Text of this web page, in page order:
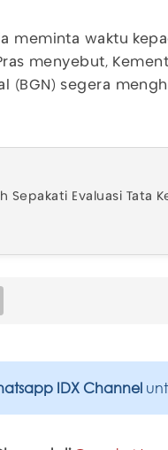
meminta waktu
menyebut,
(BGN) segera
Sepakati Evaluasi Tata
IDX Channel